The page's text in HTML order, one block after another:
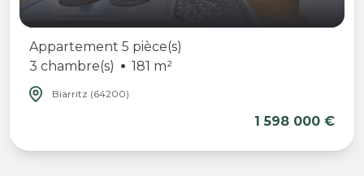
Appartement 5 pièce(s)
3 chambre(s)
181 m²
Biarritz (64200)
1 598 000 €